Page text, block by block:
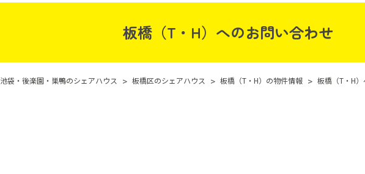
板橋（T・H）へのお問い合わせ
池袋・後楽園・巣鴨のシェアハウス > 板橋区のシェアハウス > 板橋（T・H）の物件情報 > 板橋（T・H